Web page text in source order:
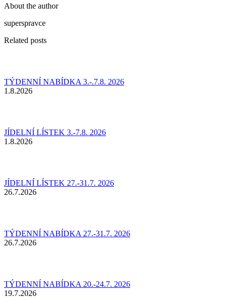
About the author
superspravce
Related posts
TÝDENNÍ NABÍDKA 3.-.7.8. 2026
1.8.2026
JÍDELNÍ LÍSTEK 3.-7.8. 2026
1.8.2026
JÍDELNÍ LÍSTEK 27.-31.7. 2026
26.7.2026
TÝDENNÍ NABÍDKA 27.-31.7. 2026
26.7.2026
TÝDENNÍ NABÍDKA 20.-24.7. 2026
19.7.2026